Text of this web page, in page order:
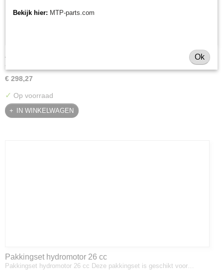
Afdichtingskit hydromotor 26 cc
Afdichtingskit hydromotor 26 cc Deze afdichtingskit is…
€ 298,27
✓ Op voorraad
IN WINKELWAGEN
Pakkingset hydromotor 26 cc
Pakkingset hydromotor 26 cc Deze pakkingset is geschikt voor…
Bekijk hier: MTP-parts.com
Ok